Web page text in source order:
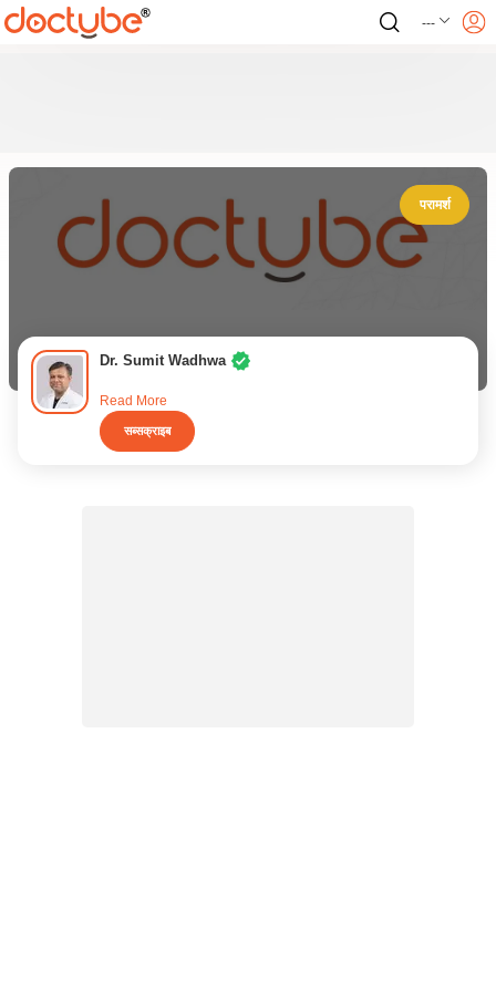
---
परामर्श
Dr. Sumit Wadhwa
Read More
सब्सक्राइब